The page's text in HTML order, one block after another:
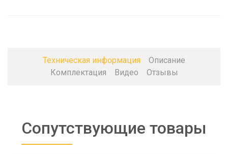
Техническая информация
Описание
Комплектация
Видео Отзывы
Сопутствующие товары